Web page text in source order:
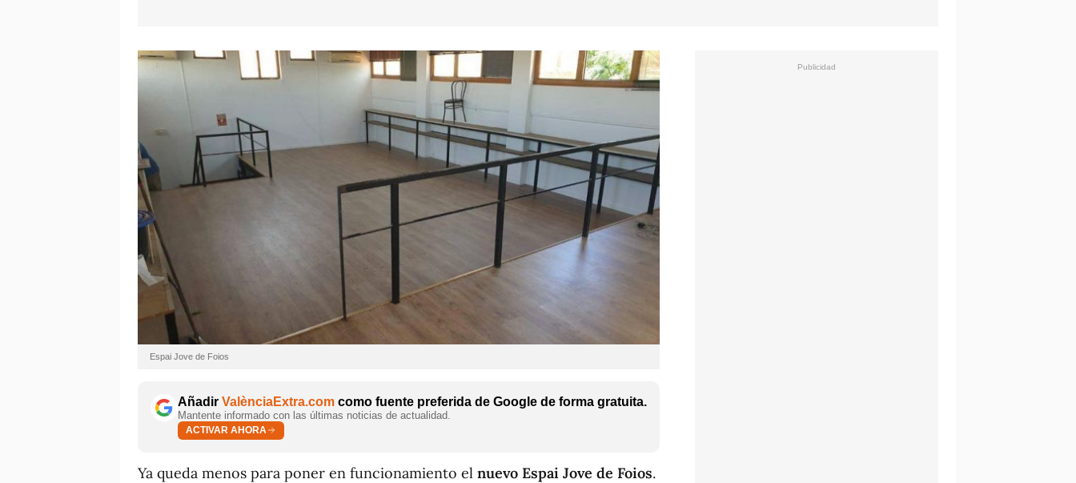
Espai Jove de Foios
Añadir ValènciaExtra.com como fuente preferida de Google de forma gratuita.
Mantente informado con las últimas noticias de actualidad.
ACTIVAR AHORA
Ya queda menos para poner en funcionamiento el nuevo Espai Jove de Foios.